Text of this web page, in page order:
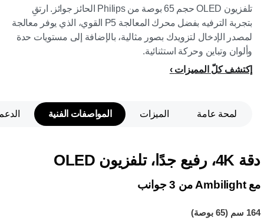
تلفزيون OLED حجم 65 بوصة من Philips الحائز جوائز. ارتقِ
بتجربة الترفيه بفضل محرك المعالجة P5 القوي، الذي يوفر معالجة
لمصدر الإدخال لتزويدك بصور مثالية، بالإضافة إلى مستويات حدة
وألوان وتباين وحركة استثنائية.
إكتشف كلّ المميزات
لمحة عامة الميزات المواصفات الفنية
دقة 4K، رفيع جدًا، تلفزيون OLED
مع Ambilight‏ من 3 جوانب
164 سم (65 بوصة)